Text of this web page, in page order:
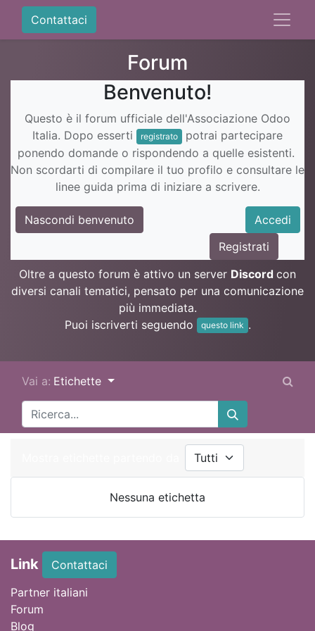
Contattaci
Forum
Benvenuto!
Questo è il forum ufficiale dell'Associazione Odoo
Italia. Dopo esserti
registrato
potrai partecipare
ponendo domande o rispondendo a quelle esistenti.
Non scordarti di compilare il tuo profilo e consultare le
linee guida prima di iniziare a scrivere.
Nascondi benvenuto
Accedi
Registrati
Oltre a questo forum è attivo un server Discord con
diversi canali tematici, pensato per una comunicazione
più immediata.
Puoi iscriverti seguendo
questo link .
Vai a: Etichette
Nessuna etichetta
Link
Contattaci
Partner italiani
Forum
Blog